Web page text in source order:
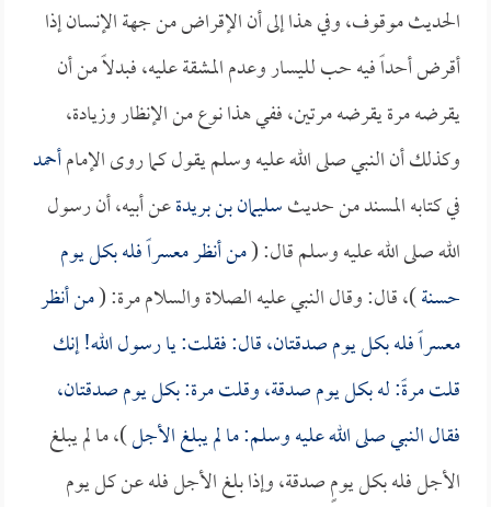
الحديث موقوف، وفي هذا إلى أن الإقراض من جهة الإنسان إذا
أقرض أحداً فيه حب لليسار وعدم المشقة عليه، فبدلاً من أن
يقرضه مرة يقرضه مرتين، ففي هذا نوع من الإنظار وزيادة،
وكذلك أن النبي صلى الله عليه وسلم يقول كما روى الإمامأحمد
في كتابه المسند من حديثسليمان بن بريدةعن أبيه، أن رسول
الله صلى الله عليه وسلم قال: (من أنظر معسراً فله بكل يوم
حسنة)، قال: وقال النبي عليه الصلاة والسلام مرة: (من أنظر
معسراً فله بكل يوم صدقتان، قال: فقلت: يا رسول الله! إنك
قلت مرةً: له بكل يوم صدقة، وقلت مرة: بكل يوم صدقتان،
فقال النبي صلى الله عليه وسلم: ما لم يبلغ الأجل)، ما لم يبلغ
الأجل فله بكل يومٍ صدقة، وإذا بلغ الأجل فله عن كل يوم